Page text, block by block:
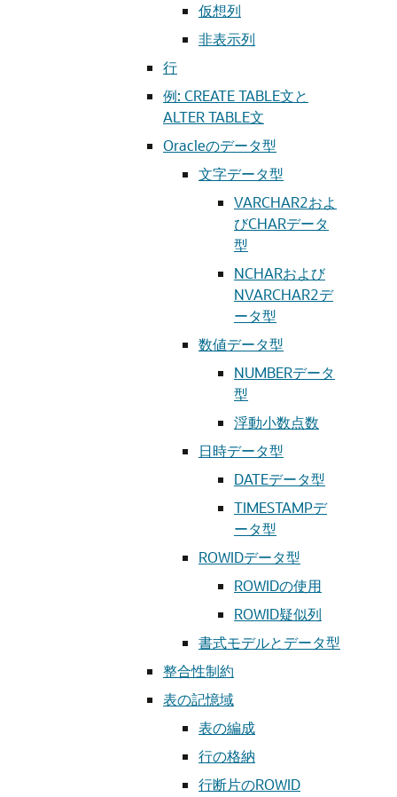
仮想列
非表示列
行
例: CREATE TABLE文と
ALTER TABLE文
Oracleのデータ型
文字データ型
VARCHAR2およ
びCHARデータ
型
NCHARおよび
NVARCHAR2デ
ータ型
数値データ型
NUMBERデータ
型
浮動小数点数
日時データ型
DATEデータ型
TIMESTAMPデ
ータ型
ROWIDデータ型
ROWIDの使用
ROWID疑似列
書式モデルとデータ型
整合性制約
表の記憶域
表の編成
行の格納
行断片のROWID